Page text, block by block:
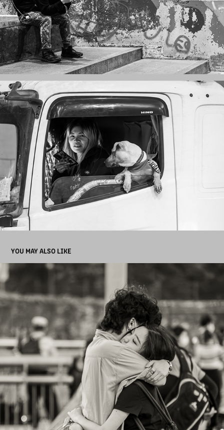
YOU MAY ALSO LIKE
港 ‧ 人 ‧ 情 1
2025